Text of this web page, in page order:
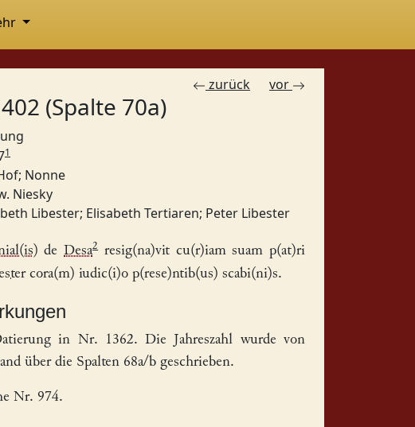
zurück vor
(Spalte 70a)
1
; Nonne
Niesky
Libester; Elisabeth Tertiaren; Peter Libester
deDesa2resig(na)vit cu(r)iam suam p(at)ri
cora(m) iudic(i)o p(rese)ntib(us) scabi(ni)s.
in Nr. 1362. Die Jahreszahl wurde von
über die Spalten 68a/b geschrieben.
Nr. 974.